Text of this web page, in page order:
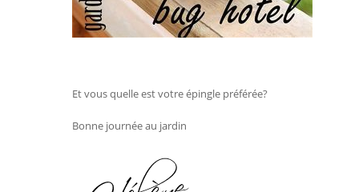
Et vous quelle est votre épingle préférée?
Bonne journée au jardin